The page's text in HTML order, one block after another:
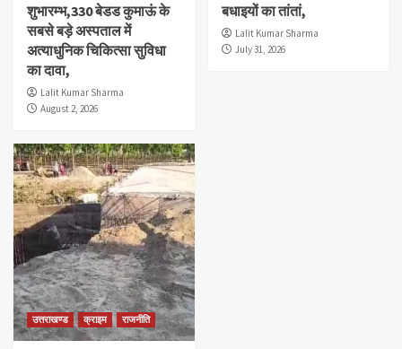
शुभारम्भ,330 बेडड कुमाऊं के
सबसे बड़े अस्पताल में
अत्याधुनिक चिकित्सा सुविधा
का दावा,
Lalit Kumar Sharma
August 2, 2026
बधाइयों का तांतां,
Lalit Kumar Sharma
July 31, 2026
उत्तराखण्ड क्राइम राजनीति